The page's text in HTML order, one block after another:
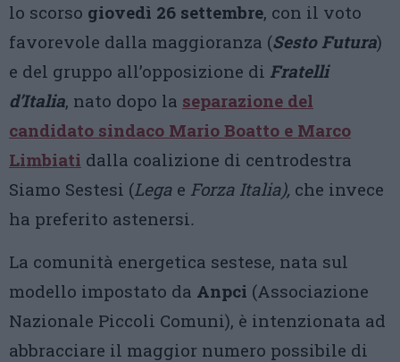
lo scorso giovedì 26 settembre, con il voto
favorevole dalla maggioranza (Sesto Futura)
e del gruppo all’opposizione di Fratelli
d’Italia, nato dopo la separazione del
candidato sindaco Mario Boatto e Marco
Limbiati dalla coalizione di centrodestra
Siamo Sestesi (Lega e Forza Italia), che invece
ha preferito astenersi.
La comunità energetica sestese, nata sul
modello impostato da Anpci (Associazione
Nazionale Piccoli Comuni), è intenzionata ad
abbracciare il maggior numero possibile di